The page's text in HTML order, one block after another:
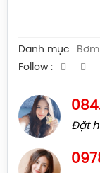
Danh mục
Follow :
Đặt